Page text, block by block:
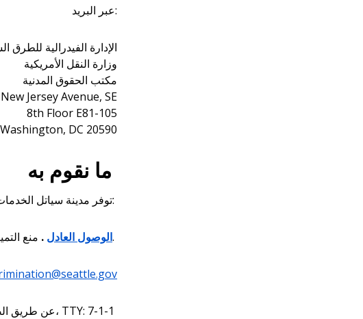
عبر البريد:
الإدارة الفيدرالية للطرق
وزارة النقل الأمريكية
مكتب الحقوق المدنية
Jersey Avenue, SE
8th Floor E81-105
Washington, DC 20590
توفر مدينة سياتل الخدمات التالية:
الوصول العادل . منع التمييز في جميع برامجنا وخدماتنا وعقودنا.
عن طريق، TTY: 7-1-1